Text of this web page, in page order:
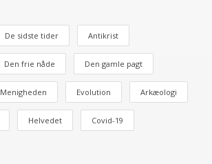
De sidste tider Antikrist
Den frie nåde Den gamle pagt
Menigheden Evolution Arkæologi
Helvedet Covid-19